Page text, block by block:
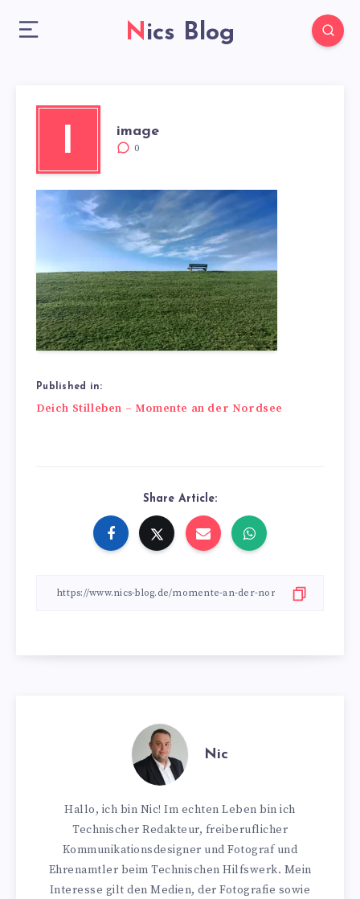
Nics Blog
I image
0
Published in:
Beitragsnavigation
Deich Stilleben – Momente an der Nordsee
Share Article:
Nic
Hallo, ich bin Nic! Im echten Leben bin ich
Technischer Redakteur, freiberuflicher
Kommunikationsdesigner und Fotograf und
Ehrenamtler beim Technischen Hilfswerk. Mein
Interesse gilt den Medien, der Fotografie sowie